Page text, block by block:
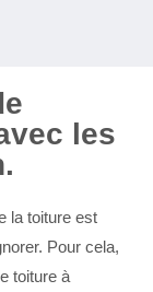
les
la toiture est
Pour cela,
toiture à